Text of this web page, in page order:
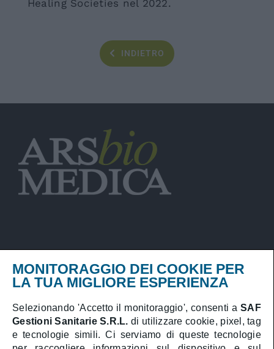
Healing Societies nel 2022.
INDIETRO
Cookies Policy
Prenota online
MONITORAGGIO DEI COOKIE PER
LA TUA MIGLIORE ESPERIENZA
Selezionando 'Accetto il monitoraggio', consenti a SAF
Gestioni Sanitarie S.R.L. di utilizzare cookie, pixel, tag
e tecnologie simili. Ci serviamo di queste tecnologie